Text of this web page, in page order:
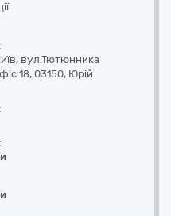
вул.Тютюнника
18, 03150, Юрій